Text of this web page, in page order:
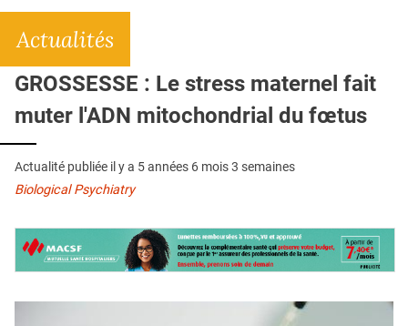
CONTACT
Actualités
GROSSESSE : Le stress maternel fait
muter l'ADN mitochondrial du fœtus
Actualité publiée il y a 5 années 6 mois 3 semaines
Biological Psychiatry